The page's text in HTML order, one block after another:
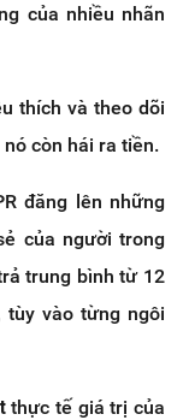
của nhiều nhãn
thích và theo dõi
còn hái ra tiền.
đăng lên những
của người trong
trung bình từ 12
vào từng ngôi
thực tế giá trị của